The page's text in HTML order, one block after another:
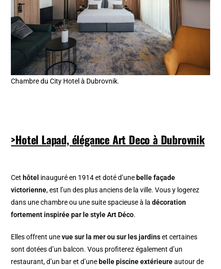
Chambre du City Hotel à Dubrovnik.
>Hotel Lapad, élégance Art Deco à Dubrovnik
Cet hôtel inauguré en 1914 et doté d’une belle façade
victorienne, est l’un des plus anciens de la ville. Vous y logerez
dans une chambre ou une suite spacieuse à ladécoration
fortement inspirée par le style Art Déco.
Elles offrent unevue sur la mer ou sur les jardinset certaines
sont dotées d’un balcon. Vous profiterez également d’un
restaurant, d’un bar et d’une belle piscine extérieureautour de